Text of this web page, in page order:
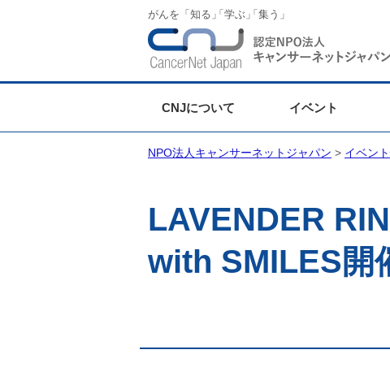
がんを「知る 「学ぶ 「集う」
CNJについて イベント
NPO法人キャンサーネットジャパン > イベン
LAVENDER
with SMILES開